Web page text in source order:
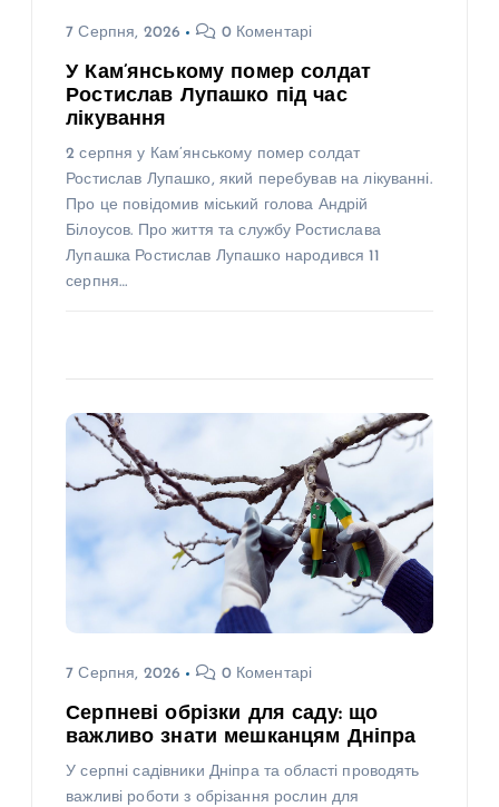
7 Серпня, 2026 0 Коментарі
У Кам’янському помер солдат
Ростислав Лупашко під час
лікування
2 серпня у Кам’янському помер солдат
Ростислав Лупашко, який перебував на лікуванні.
Про це повідомив міський голова Андрій
Білоусов. Про життя та службу Ростислава
Лупашка Ростислав Лупашко народився 11
серпня…
7 Серпня, 2026 0 Коментарі
Серпневі обрізки для саду: що
важливо знати мешканцям Дніпра
У серпні садівники Дніпра та області проводять
важливі роботи з обрізання рослин для